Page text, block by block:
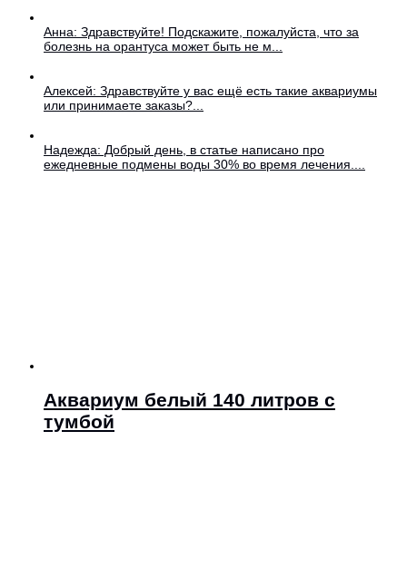
Анна: Здравствуйте! Подскажите, пожалуйста, что за
болезнь на орантуса может быть не м...
Алексей: Здравствуйте у вас ещё есть такие аквариумы
или принимаете заказы?...
Надежда: Добрый день, в статье написано про
ежедневные подмены воды 30% во время лечения....
Аквариум белый 140 литров с
тумбой